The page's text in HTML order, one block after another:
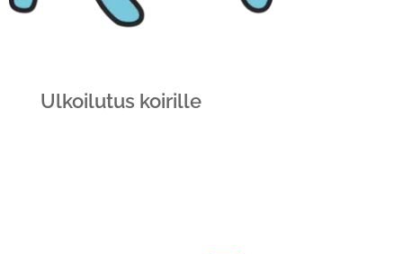
Ulkoilutus koirille